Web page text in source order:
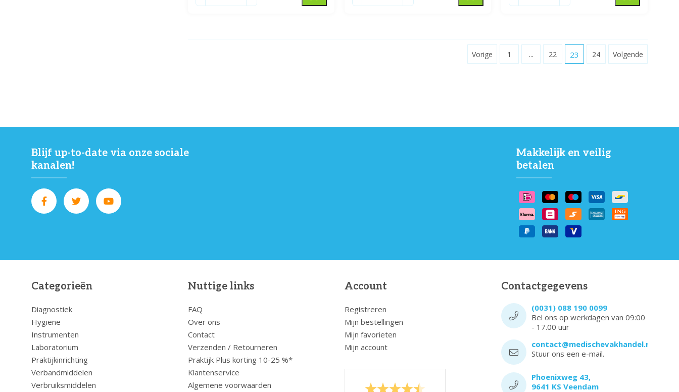
Vorige 1 ... 22 23 24 Volgende
Blijf up-to-date via onze sociale
kanalen!
Makkelijk en veilig
betalen
Categorieën
Diagnostiek
Hygiëne
Instrumenten
Laboratorium
Praktijkinrichting
Verbandmiddelen
Verbruiksmiddelen
Nuttige links
FAQ
Over ons
Contact
Verzenden / Retourneren
Praktijk Plus korting 10-25 %*
Klantenservice
Algemene voorwaarden
Account
Registreren
Mijn bestellingen
Mijn favorieten
Mijn account
Contactgegevens
(0031) 088 190 0099
Bel ons op werkdagen van 09:00
- 17.00 uur
contact@medischevakhandel.nl
Stuur ons een e-mail.
Phoenixweg 43,
9641 KS Veendam